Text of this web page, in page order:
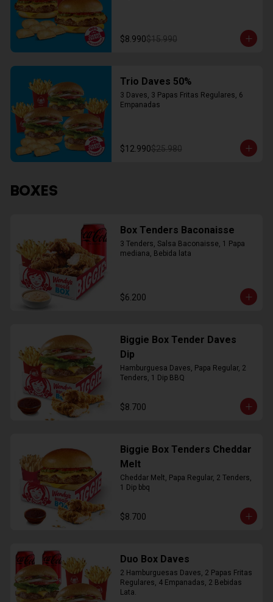
$8.990$15.990
Trio Daves 50%
3 Daves, 3 Papas Fritas Regulares, 6
Empanadas
$12.990$25.980
BOXES
Box Tenders Baconaisse
3 Tenders, Salsa Baconaisse, 1 Papa
mediana, Bebida lata
$6.200
Biggie Box Tender Daves
Dip
Hamburguesa Daves, Papa Regular, 2
Tenders, 1 Dip BBQ
$8.700
Biggie Box Tenders Cheddar
Melt
Cheddar Melt, Papa Regular, 2 Tenders,
1 Dip bbq
$8.700
Duo Box Daves
2 Hamburguesas Daves, 2 Papas Fritas
Regulares, 4 Empanadas, 2 Bebidas
Lata.